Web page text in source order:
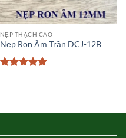
NẸP THẠCH CAO
Nẹp Ron Âm Trần DCJ-12B